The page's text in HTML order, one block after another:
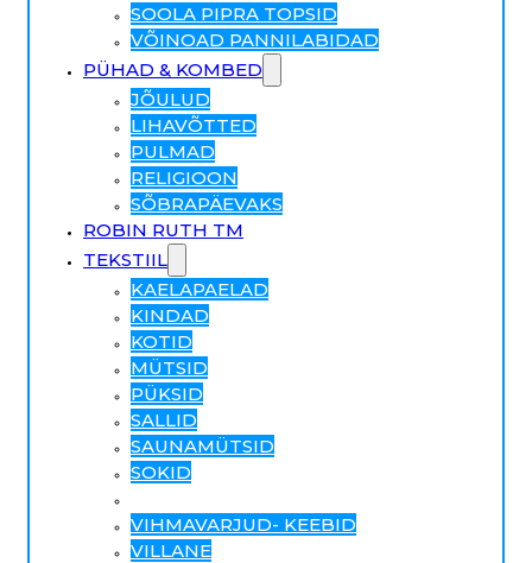
SOOLA PIPRA TOPSID
VÕINOAD PANNILABIDAD
PÜHAD & KOMBED
JÕULUD
LIHAVÕTTED
PULMAD
RELIGIOON
SÕBRAPÄEVAKS
ROBIN RUTH TM
TEKSTIIL
KAELAPAELAD
KINDAD
KOTID
MÜTSID
PÜKSID
SALLID
SAUNAMÜTSID
SOKID
VIHMAVARJUD- KEEBID
VILLANE